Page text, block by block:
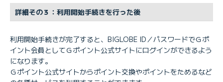
詳細その３：利用開始手続きを行った後
利用開始手続きが完了すると、BIGLOBE ID／パスワードでＧポ
イント会員としてＧポイント公式サイトにログインができるよう
になります。
Ｇポイント公式サイトからポイント交換やポイントをためるなど